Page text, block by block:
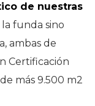
de nuestras
funda sino
ambas de
Certificación
más 9.500 m2